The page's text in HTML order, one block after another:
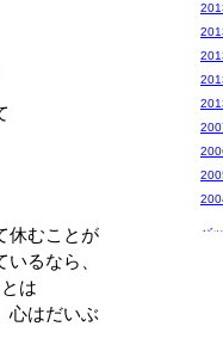
休むことが
るなら、
は
はだいぶ
バ